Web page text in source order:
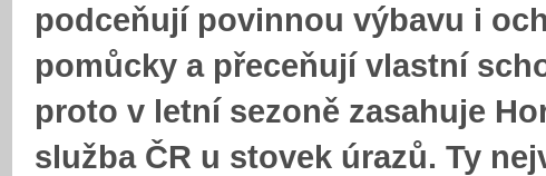
podceňují povinnou výbavu i
pomůcky a přeceňují vlastní
proto v letní sezoně zasahuje
služba ČR u stovek úrazů. Ty